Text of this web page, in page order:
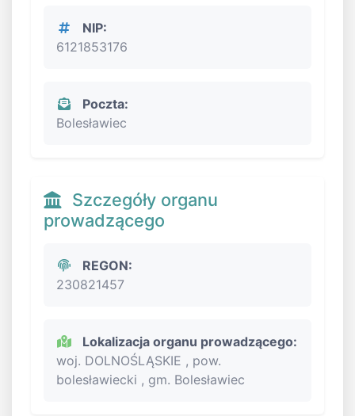
NIP:
6121853176
Poczta:
Bolesławiec
Szczegóły organu
prowadzącego
REGON:
230821457
Lokalizacja organu prowadzącego:
woj. DOLNOŚLĄSKIE , pow.
bolesławiecki , gm. Bolesławiec